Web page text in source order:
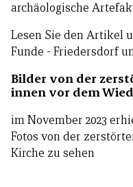
archäologische
Lesen Sie den Artikel
Funde - Friedersdorf
Bilder von der
innen vor dem
im November 2023
Fotos von der
Kirche zu sehen